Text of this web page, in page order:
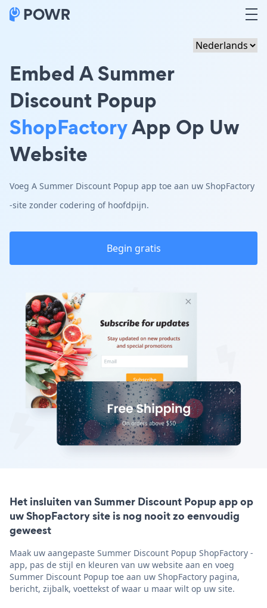
Embed A Summer
Discount Popup
ShopFactoryApp Op Uw
Website
Voeg A Summer Discount Popup app toe aan uw ShopFactory
-site zonder codering of hoofdpijn.
Begin gratis
Het insluiten van Summer Discount Popup app op
uw ShopFactory site is nog nooit zo eenvoudig
geweest
Maak uw aangepaste Summer Discount Popup ShopFactory -
app, pas de stijl en kleuren van uw website aan en voeg
Summer Discount Popup toe aan uw ShopFactory pagina,
bericht, zijbalk, voettekst of waar u maar wilt op uw site.